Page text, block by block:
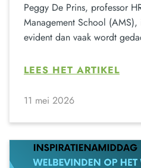
Peggy De Prins, professor
Management School
evident dan vaak wordt
LEES HET ARTIKEL
11 mei 2026